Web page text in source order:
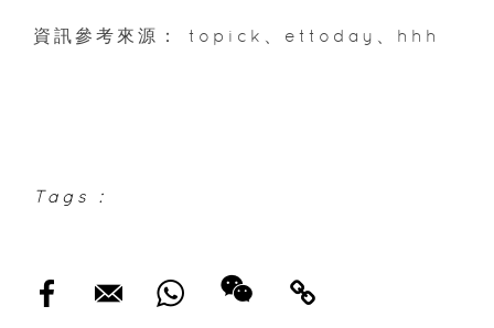
資訊參考來源： topick、ettoday、hhh
Tags :